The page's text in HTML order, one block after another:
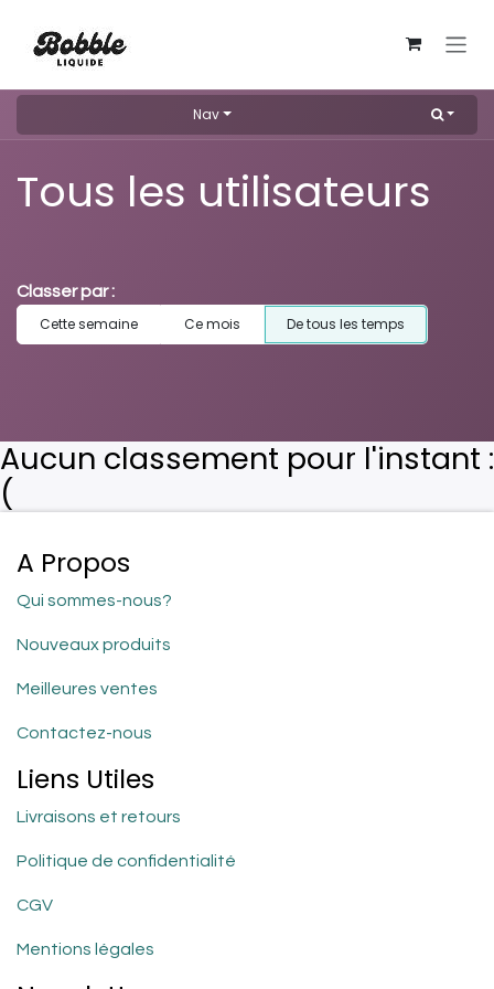
Nav
Tous les utilisateurs
Classer par :
Cette semaine Ce mois De tous les temps
Aucun classement pour l'instant :
(
A Propos
Qui sommes-nous?
Nouveaux produits
Meilleures ventes
Contactez-nous
Liens Utiles
Livraisons et retours
Politique de confidentialité
CGV
Mentions légales